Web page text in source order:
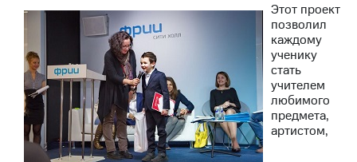
управление
Корпоративный
секретарь
Раскрытие
информации
Информация
акционерам
Документы
ПАО
Этот проект
позволил
каждому
ученику
стать
учителем
любимого
предмета,
артистом,